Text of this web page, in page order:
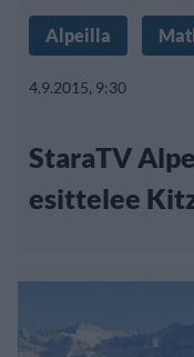
Alpeilla
4.9.2015, 9:30
StaraTV
esittelee